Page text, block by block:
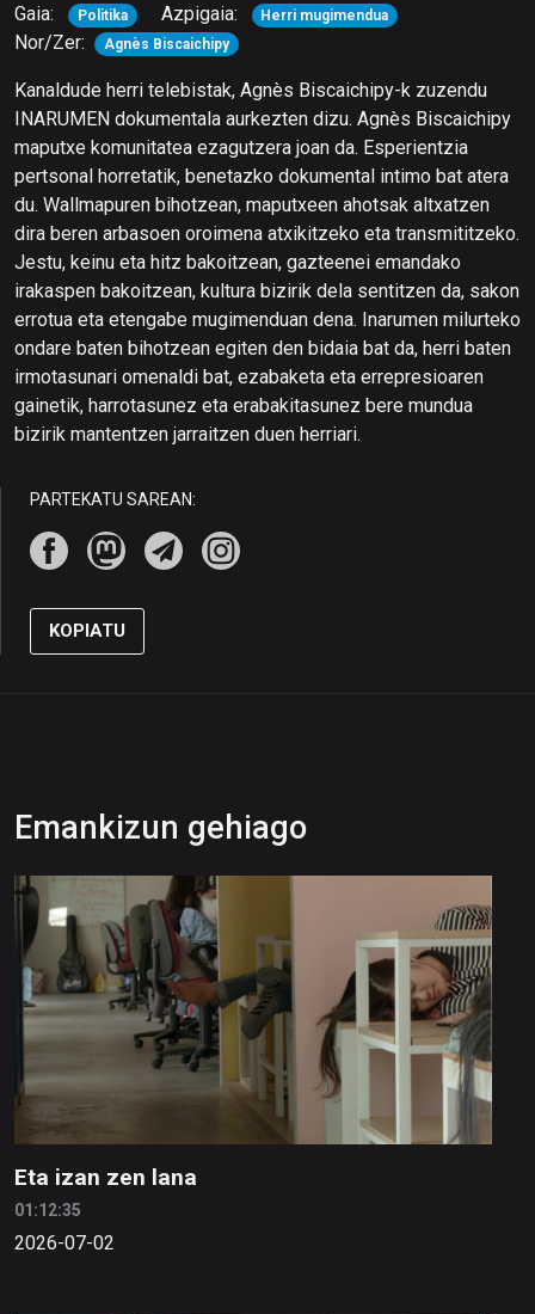
Gaia: Politika Azpigaia: Herri mugimendua
Nor/Zer: Agnès Biscaichipy
Kanaldude herri telebistak, Agnès Biscaichipy-k zuzendu
INARUMEN dokumentala aurkezten dizu. Agnès Biscaichipy
maputxe komunitatea ezagutzera joan da. Esperientzia
pertsonal horretatik, benetazko dokumental intimo bat atera
du. Wallmapuren bihotzean, maputxeen ahotsak altxatzen
dira beren arbasoen oroimena atxikitzeko eta transmititzeko.
Jestu, keinu eta hitz bakoitzean, gazteenei emandako
irakaspen bakoitzean, kultura bizirik dela sentitzen da, sakon
errotua eta etengabe mugimenduan dena. Inarumen milurteko
ondare baten bihotzean egiten den bidaia bat da, herri baten
irmotasunari omenaldi bat, ezabaketa eta errepresioaren
gainetik, harrotasunez eta erabakitasunez bere mundua
bizirik mantentzen jarraitzen duen herriari.
PARTEKATU SAREAN:
KOPIATU
Emankizun gehiago
Eta izan zen lana
01:12:35
2026-07-02